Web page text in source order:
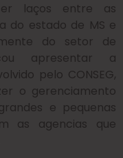
laços entre as
do estado de MS e
do setor de
apresentar a
pelo CONSEG,
o gerenciamento
e pequenas
as agencias que